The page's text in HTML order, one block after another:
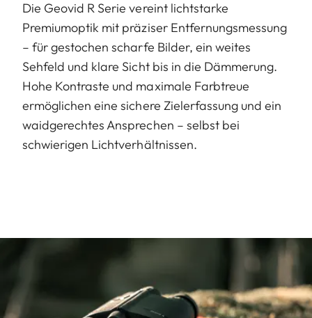
Die Geovid R Serie vereint lichtstarke
Premiumoptik mit präziser Entfernungsmessung
– für gestochen scharfe Bilder, ein weites
Sehfeld und klare Sicht bis in die Dämmerung.
Hohe Kontraste und maximale Farbtreue
ermöglichen eine sichere Zielerfassung und ein
waidgerechtes Ansprechen – selbst bei
schwierigen Lichtverhältnissen.